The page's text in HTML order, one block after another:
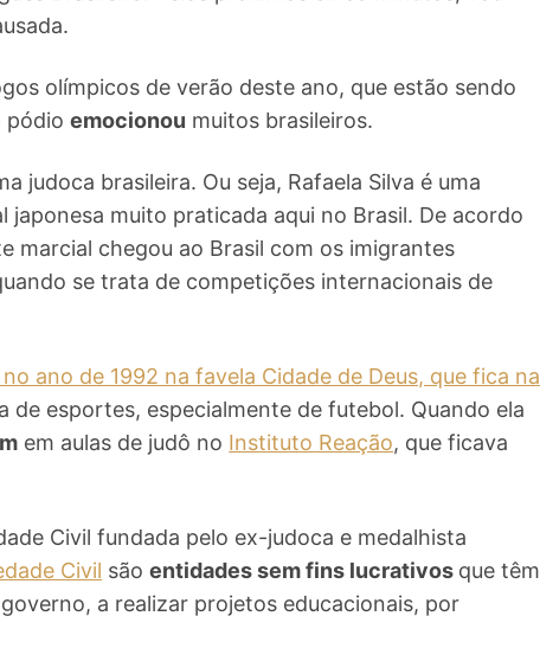
olímpicos de verão deste ano, que estão sendo
pódioemocionou muitos brasileiros.
judoca brasileira. Ou seja, Rafaela Silva é uma
muito praticada aqui no Brasil. De acordo
marcial chegou ao Brasil com os imigrantes
se trata de competições internacionais de
no ano de 1992 na favela Cidade de Deus, que fica na
de esportes, especialmente de futebol. Quando ela
em aulas de judô no Instituto Reação, que ficava
Civil fundada pelo ex-judoca e medalhista
Civil sãoentidades sem fins lucrativos que têm
a realizar projetos educacionais, por